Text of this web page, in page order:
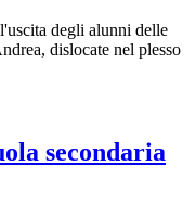
degli alunni delle
dislocate nel plesso
secondaria